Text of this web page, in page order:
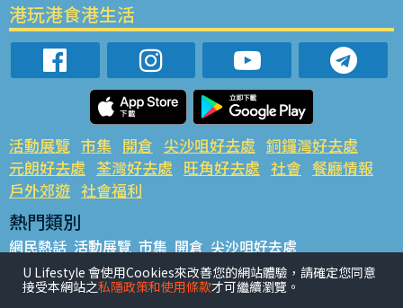
港玩港食港生活
活動展覽 市集 開倉 尖沙咀好去處 銅鑼灣好去處
元朗好去處 荃灣好去處 旺角好去處 社會 餐廳情報
戶外郊遊 社會福利
熱門類別
網民熱話 活動展覽 市集 開倉 尖沙咀好去處
銅鑼灣好去處 元朗好去處 荃灣好去處 旺角好去處 社會
餐廳情報 戶外郊遊
U Lifestyle 會使用Cookies來改善您的網站體驗，請確定您同意
接受本網站之私隱政策和使用條款才可繼續瀏覽。